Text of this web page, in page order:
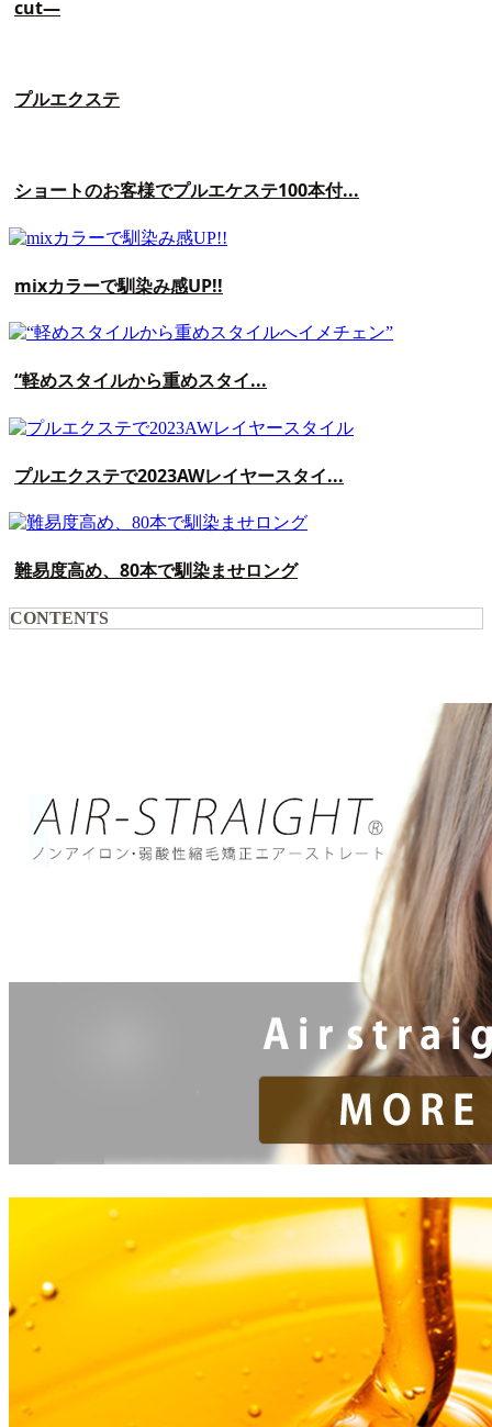
cut—
プルエクステ
ショートのお客様でプルエケステ100本付...
mixカラーで馴染み感UP!!
“軽めスタイルから重めスタイ...
プルエクステで2023AWレイヤースタイ...
難易度高め、80本で馴染ませロング
CONTENTS